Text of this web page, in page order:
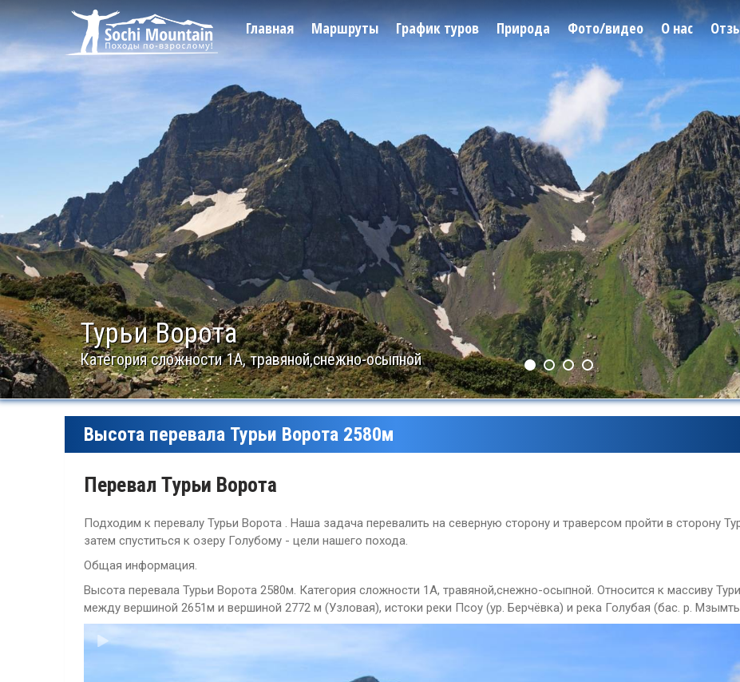
Главная Маршруты График туров Природа Фото/видео О нас
Турьи Ворота
Категория сложности 1А, травяной,снежно-осыпной
Высота перевала Турьи Ворота 2580м
Перевал Турьи Ворота
Подходим к перевалу Турьи Ворота . Наша задача перевалить на северную сторону и траверсом пройти в сторону
затем спуститься к озеру Голубому - цели нашего похода.
Общая информация.
Высота перевала Турьи Ворота 2580м. Категория сложности 1А, травяной,снежно-осыпной. Относится к массиву
между вершиной 2651м и вершиной 2772 м (Узловая), истоки реки Псоу (ур. Берчёвка) и река Голубая (бас. р.